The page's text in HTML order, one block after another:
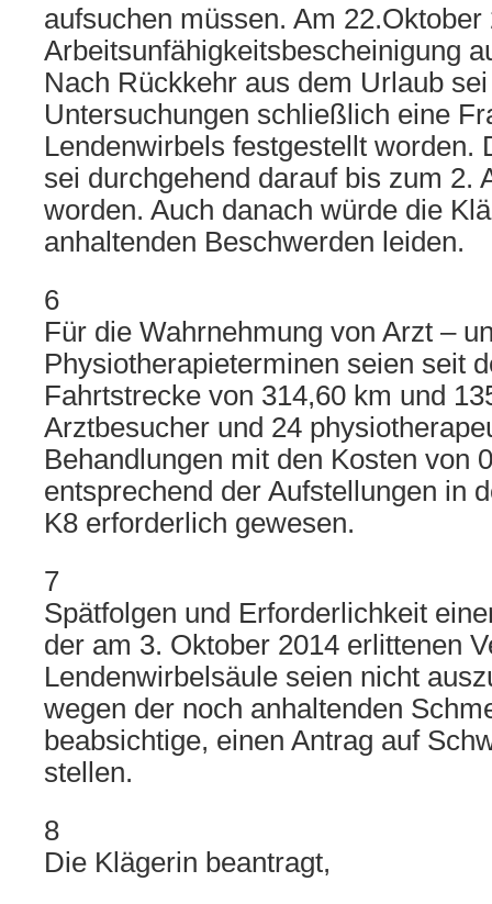
aufsuchen müssen. Am 22.Oktober
Arbeitsunfähigkeitsbescheinigung
Nach Rückkehr aus dem Urlaub
Untersuchungen schließlich eine
Lendenwirbels festgestellt worden.
sei durchgehend darauf bis zum 2.
worden. Auch danach würde die
anhaltenden Beschwerden leiden.
6
Für die Wahrnehmung von Arzt –
Physiotherapieterminen seien seit
Fahrtstrecke von 314,60 km und
Arztbesucher und 24
Behandlungen mit den Kosten von
entsprechend der Aufstellungen in
K8 erforderlich gewesen.
7
Spätfolgen und Erforderlichkeit
der am 3. Oktober 2014 erlittenen
Lendenwirbelsäule seien nicht
wegen der noch anhaltenden
beabsichtige, einen Antrag auf
stellen.
8
Die Klägerin beantragt,